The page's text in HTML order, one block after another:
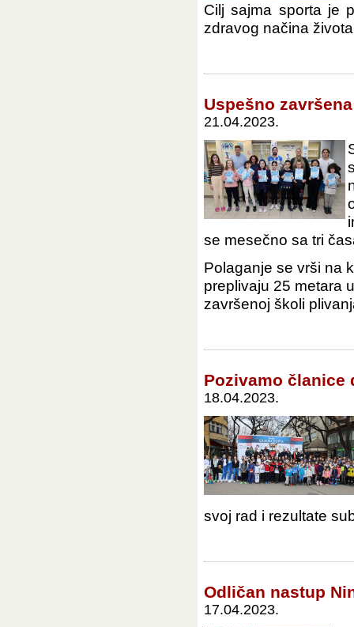
Cilj sajma sporta je
zdravog načina
Uspešno
21.04.2023.
se mesečno sa tri
Polaganje se vrši na
preplivaju 25 metara
završenoj školi
Pozivamo članice
18.04.2023.
svoj rad i rezultate
Odličan nastup
17.04.2023.